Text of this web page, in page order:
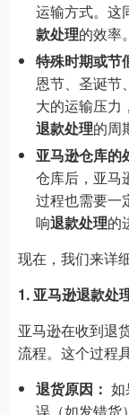
运输方式。这
款处理的效率。
特殊时期或节
恩节、圣诞节
大的运输压力
退款处理的周
亚马逊仓库的
仓库后，亚马
过程也需要一
响退款处理的
现在，我们来详
1. 亚马逊退款处
亚马逊在收到退
流程。这个过程
退货原因： 如